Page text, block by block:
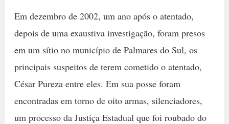
Em dezembro de 2002, um ano após o atentado,
depois de uma exaustiva investigação, foram presos
em um sítio no município de Palmares do Sul, os
principais suspeitos de terem cometido o atentado,
César Pureza entre eles. Em sua posse foram
encontradas em torno de oito armas, silenciadores,
um processo da Justiça Estadual que foi roubado do